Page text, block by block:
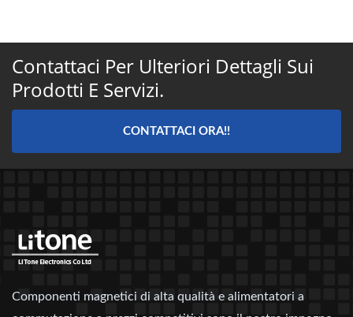
Contattaci Per Ulteriori Dettagli Sui
Prodotti E Servizi.
CONTATTACI ORA!!
Componenti magnetici di alta qualità e alimentatori a